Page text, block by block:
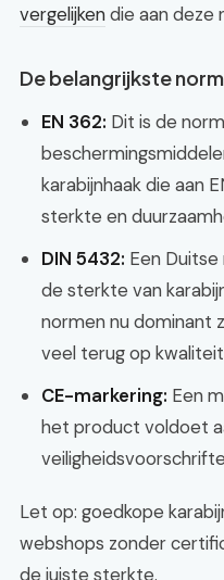
vergelijkendie aan deze
De belangrijkste
EN 362: Dit is de
karabijnhaak die aan
sterkte en
DIN 5432: Een
de sterkte van
normen nu dominant
veel terug op
CE-markering: Een
het product voldoet
Let op: goedkope
webshops zonder
de juiste sterkte.